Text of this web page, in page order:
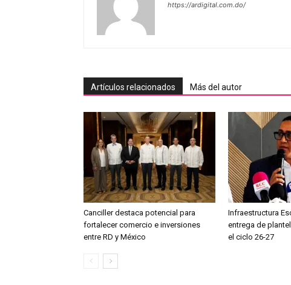
https://ardigital.com.do/
Artículos relacionados Más del autor
Canciller destaca potencial para
fortalecer comercio e inversiones
entre RD y México
Infraestructura
entrega de
el ciclo 26-27